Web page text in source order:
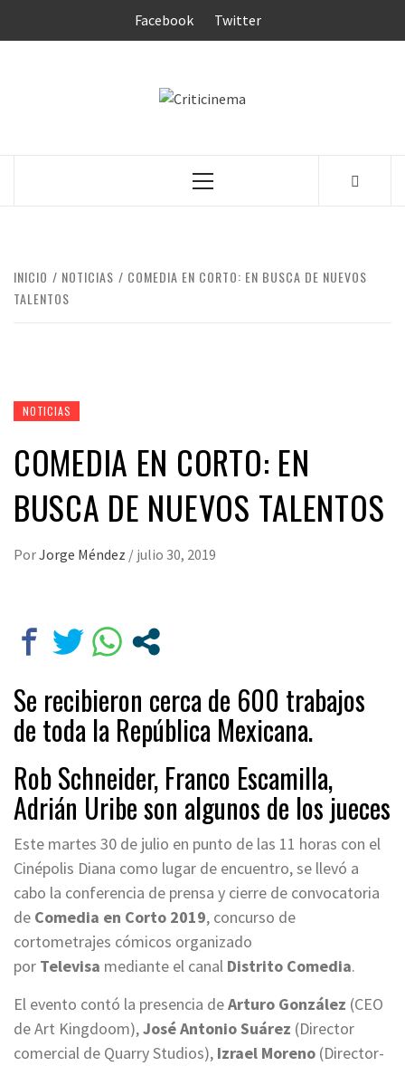
Facebook Twitter
Menú
INICIO NOTICIAS
COMEDIA EN CORTO: EN BUSCA DE NUEVOS
TALENTOS
NOTICIAS
COMEDIA EN CORTO: EN
BUSCA DE NUEVOS TALENTOS
PorJorge Méndez / julio 30, 2019
Se recibieron cerca de 600 trabajos
de toda la República Mexicana.
Rob Schneider, Franco Escamilla,
Adrián Uribe son algunos de los jueces
Este martes 30 de julio en punto de las 11 horas con el
Cinépolis Diana como lugar de encuentro, se llevó a
cabo la conferencia de prensa y cierre de convocatoria
de Comedia en Corto 2019, concurso de
cortometrajes cómicos organizado
por Televisa mediante el canal Distrito Comedia.
El evento contó la presencia deArturo González (CEO
de Art Kingdoom),José Antonio Suárez (Director
comercial de Quarry Studios), Izrael Moreno (Director-